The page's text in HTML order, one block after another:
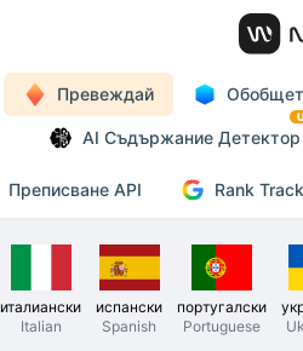
Превеждай
AI Съдържание Детектор
Преписване API Rank
италиански
Italian
испански
Spanish
португалски
Portuguese